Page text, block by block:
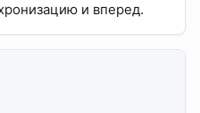
и вперед.